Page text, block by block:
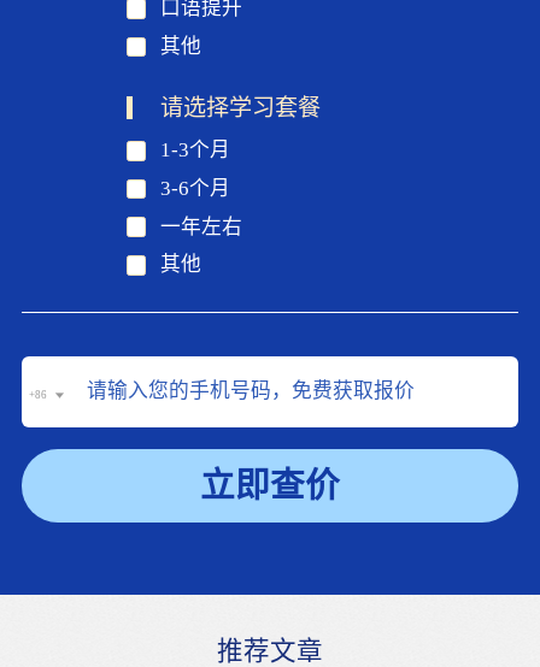
口语提升
其他
请选择学习套餐
1-3个月
3-6个月
一年左右
其他
+86
立即查价
推荐文章